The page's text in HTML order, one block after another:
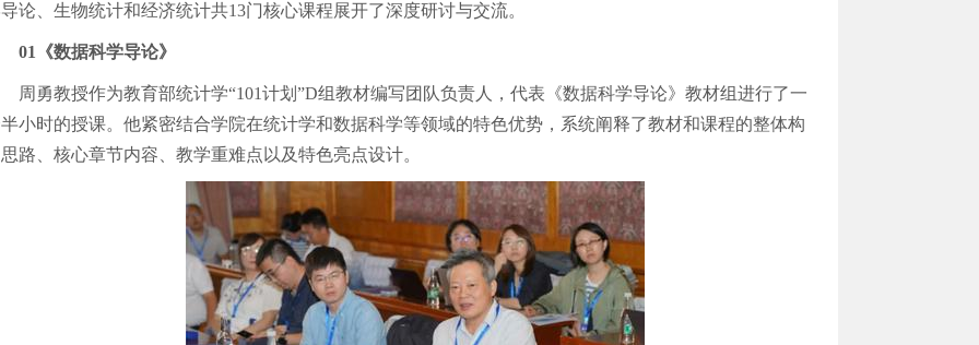
论、生物统计和经济统计共13门核心课程展开了深度研讨与交流。
01《数据科学导论》
周勇教授作为教育部统计学“101计划”D组教材编写团队负责人，代表《数据科学导论》教材组进行了一
小时的授课。他紧密结合学院在统计学和数据科学等领域的特色优势，系统阐释了教材和课程的整体构
路、核心章节内容、教学重难点以及特色亮点设计。